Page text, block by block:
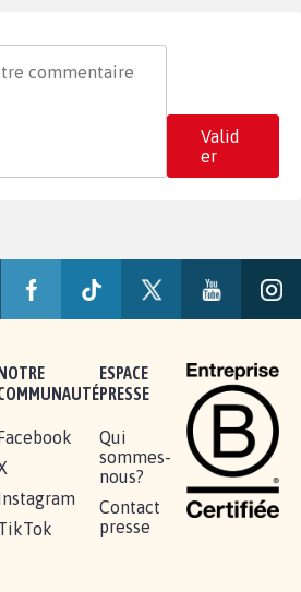
Valid
er
NOTRE
Facebook
Instagram
ESPACE
PRESSE
Qui
sommes-
nous?
Contact
presse